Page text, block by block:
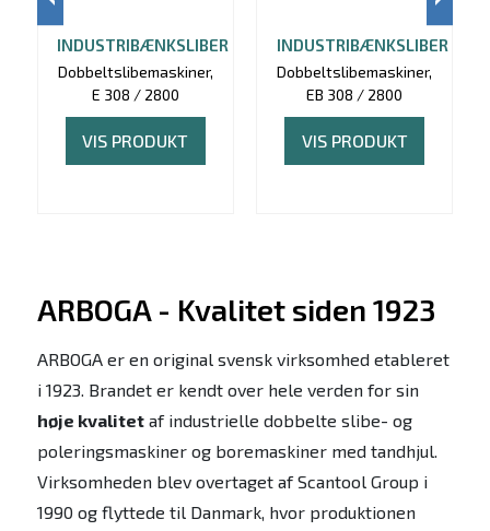
INDUSTRIBÆNKSLIBER
Dobbeltslibemaskiner,
E 308 / 2800
VIS PRODUKT
INDUSTRIBÆNKSLIBER
Dobbeltslibemaskiner,
EB 308 / 2800
VIS PRODUKT
ARBOGA - Kvalitet siden 1923
ARBOGA er en original svensk virksomhed etableret
i 1923. Brandet er kendt over hele verden for sin
høje kvalitetaf industrielle dobbelte slibe- og
poleringsmaskiner og boremaskiner med tandhjul.
Virksomheden blev overtaget af Scantool Group i
1990 og flyttede til Danmark, hvor produktionen